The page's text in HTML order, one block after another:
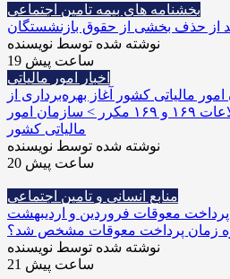
بخشنامه های بیمه تامین اجتماعی
از حذف بخشی از حقوق بازنشستگان
نوشته شده توسط نویسنده
19 ساعت پیش
اخبار امور مالیاتی
مالیاتی کشور آغاز بهره‌برداری از
سامانه واکنش به اطلاعات ۱۶۹ و ۱۶۹ مکرر > سازمان امور
مالیاتی کشور
نوشته شده توسط نویسنده
20 ساعت پیش
منابع انسانی و تامین اجتماعی
پرداخت معوقات فروردین و اردیبهشت
زمان پرداخت معوقات مشخص شد؟
نوشته شده توسط نویسنده
21 ساعت پیش